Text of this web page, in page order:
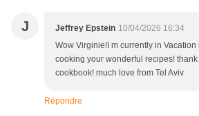
J Jeffrey Epstein 10/04/2026 16:34
Wow Virginie!I m currently in Vacation
cooking your wonderful recipes!
cookbook! much love from Tel Aviv
Répondre